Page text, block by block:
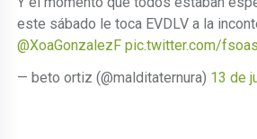
este sábado le toca EVDLV a la
@XoaGonzalezF pic.twitter.com/
— beto ortiz (@malditaternura) 13 de